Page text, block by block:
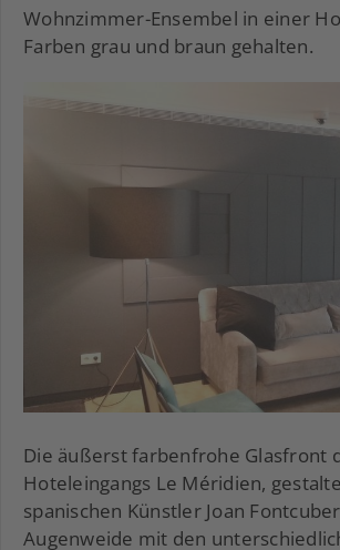
Wohnzimmer-Ensembel in einer
Farben grau und braun gehalten.
Die äußerst farbenfrohe Glasfront
Hoteleingangs Le Méridien,
spanischen Künstler Joan
Augenweide mit den